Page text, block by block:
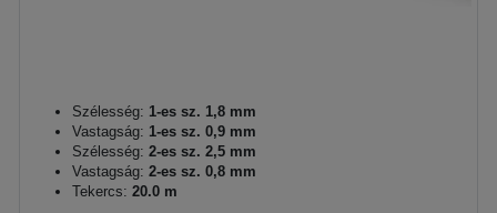
Szélesség: 1-es sz. 1,8 mm
Vastagság: 1-es sz. 0,9 mm
Szélesség: 2-es sz. 2,5 mm
Vastagság: 2-es sz. 0,8 mm
Tekercs: 20.0 m